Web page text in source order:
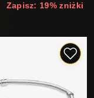
Zapisz: 19% zniżki